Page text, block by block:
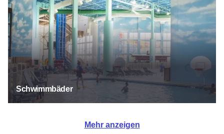
Schwimmbäder
Mehr anzeigen